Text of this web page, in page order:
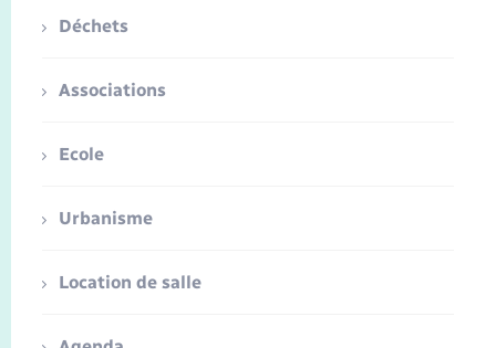
Déchets
Associations
Ecole
Urbanisme
Location de salle